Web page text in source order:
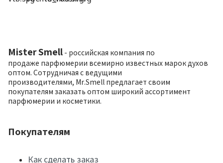
Mister Smell - российская компания по
продаже парфюмерии всемирно известных марок духов
оптом. Сотрудничая с ведущими
производителями, Mr.Smell предлагает своим
покупателям заказать оптом широкий ассортимент
парфюмерии и косметики.
Покупателям
Как сделать заказ